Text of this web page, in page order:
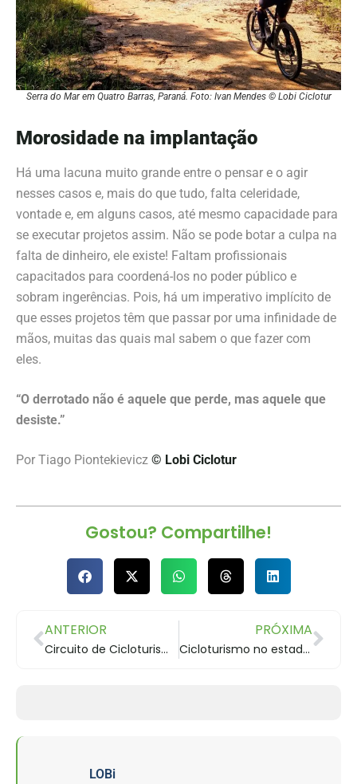
Serra do Mar em Quatro Barras, Paraná. Foto: Ivan Mendes © Lobi Ciclotur
Morosidade na implantação
Há uma lacuna muito grande entre o pensar e o agir
nesses casos e, mais do que tudo, falta celeridade,
vontade e, em alguns casos, até mesmo capacidade para
se executar projetos assim. Não se pode botar a culpa na
falta de dinheiro, ele existe! Faltam profissionais
capacitados para coordená-los no poder público e
sobram ingerências. Pois, há um imperativo implícito de
que esses projetos têm que passar por uma infinidade de
mãos, muitas das quais mal sabem o que fazer com
eles.
“O derrotado não é aquele que perde, mas aquele que
desiste.”
Por Tiago Piontekievicz © Lobi Ciclotur
Gostou? Compartilhe!
ANTERIOR
Circuito de Cicloturismo
PRÓXIMA
Cicloturismo no estado de Minas Gerais
LOBi